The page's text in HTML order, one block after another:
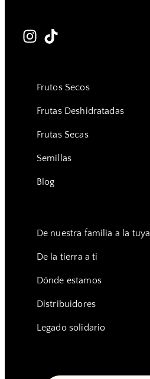
Frutos Secos
Frutas Deshidratadas
Frutas Secas
Semillas
Blog
De nuestra familia a la tuya
De la tierra a ti
Dónde estamos
Distribuidores
Legado solidario